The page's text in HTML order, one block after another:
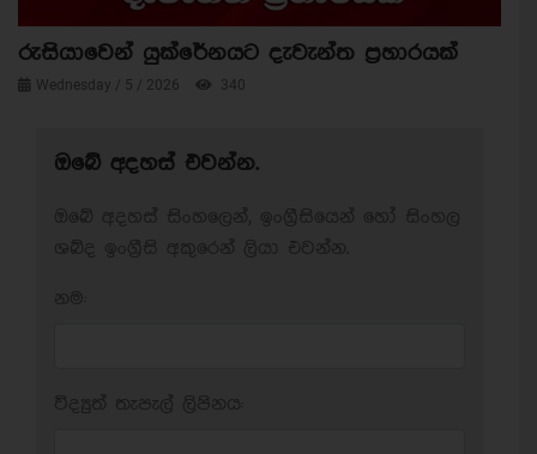
රුසියාවෙන් යුක්රේනයට දැවැන්ත ප්‍රහාරයක්
Wednesday / 5 / 2026 340
ඔබේ අදහස් එවන්න.